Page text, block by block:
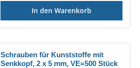
In den Warenkorb
Schrauben für Kunststoffe mit
Senkkopf, 2 x 5 mm, VE=500 Stück